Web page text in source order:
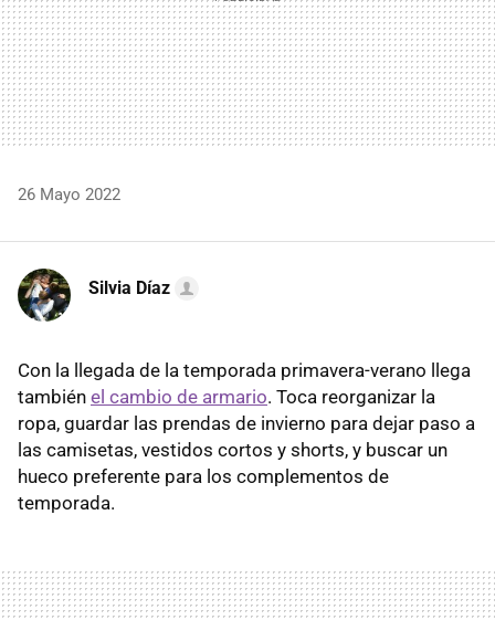
26 Mayo 2022
Silvia Díaz
Con la llegada de la temporada primavera-verano llega
también el cambio de armario. Toca reorganizar la
ropa, guardar las prendas de invierno para dejar paso a
las camisetas, vestidos cortos y shorts, y buscar un
hueco preferente para los complementos de
temporada.